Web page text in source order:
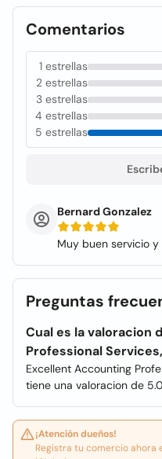
Comentarios
1 estrellas
2 estrellas
3 estrellas
4 estrellas
5 estrellas
Bernard Gonzalez
Muy buen servicio
Preguntas
Cual es la valoracion
Professional
Excellent Accounting
tiene una valoracion de
¡Atención dueños!
Registra tu comercio ahora